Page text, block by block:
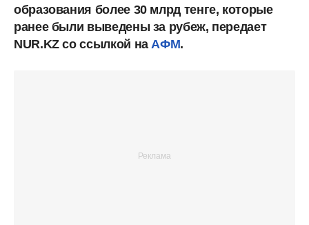
образования более 30 млрд тенге, которые
ранее были выведены за рубеж, передает
NUR.KZ со ссылкой на АФМ.